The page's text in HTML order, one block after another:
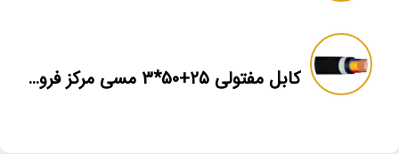
کابل مفتولی ۲۵+۵۰*۳ مسی مرکز فروش عمده